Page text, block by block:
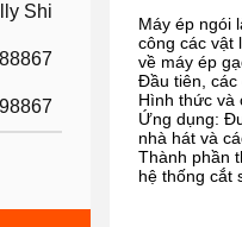
Shi
Máy ép ngói
công các vật
về máy ép
Đầu tiên, các
Hình thức và
Ứng dụng:
nhà hát và
Thành phần
hệ thống cắt